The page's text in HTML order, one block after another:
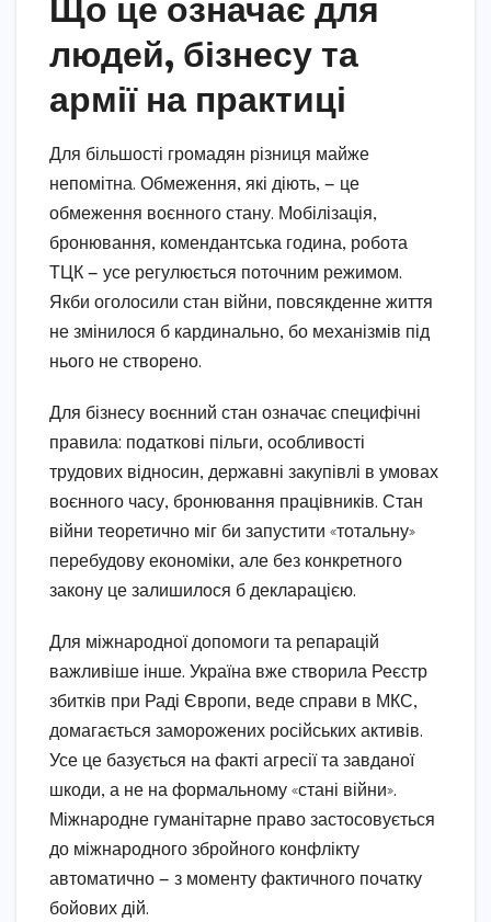
людей, бізнесу та
армії на практиці
Для більшості громадян різниця майже
непомітна. Обмеження, які діють, — це
обмеження воєнного стану. Мобілізація,
бронювання, комендантська година, робота
ТЦК — усе регулюється поточним режимом.
Якби оголосили стан війни, повсякденне життя
не змінилося б кардинально, бо механізмів під
нього не створено.
Для бізнесу воєнний стан означає специфічні
правила: податкові пільги, особливості
трудових відносин, державні закупівлі в умовах
воєнного часу, бронювання працівників. Стан
війни теоретично міг би запустити «тотальну»
перебудову економіки, але без конкретного
закону це залишилося б декларацією.
Для міжнародної допомоги та репарацій
важливіше інше. Україна вже створила Реєстр
збитків при Раді Європи, веде справи в МКС,
домагається заморожених російських активів.
Усе це базується на факті агресії та завданої
шкоди, а не на формальному «стані війни».
Міжнародне гуманітарне право застосовується
до міжнародного збройного конфлікту
автоматично — з моменту фактичного початку
бойових дій.